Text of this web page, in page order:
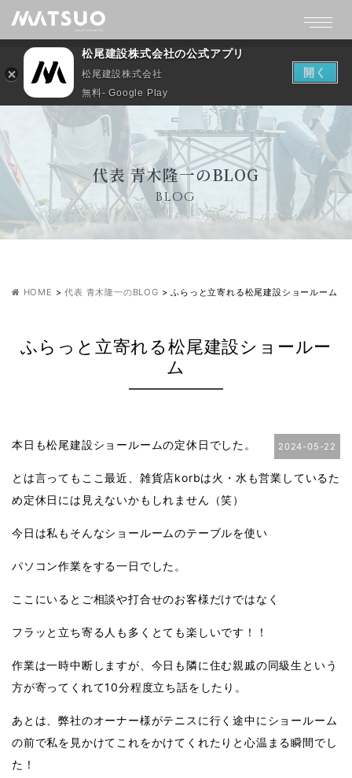
代表 青木隆一のBLOG
BLOG
HOME >代表 青木隆一のBLOG >ふらっと立寄れる松尾建設ショールーム
ふらっと立寄れる松尾建設ショールー
ム
2024-05-22
本日も松尾建設ショールームの定休日でした。
とは言ってもここ最近、雑貨店korbは火・水も営業しているた
め定休日には見えないかもしれません（笑）
今日は私もそんなショールームのテーブルを使い
パソコン作業をする一日でした。
ここにいるとご相談や打合せのお客様だけではなく
フラッと立ち寄る人も多くとても楽しいです！！
作業は一時中断しますが、今日も隣に住む親戚の同級生という
方が寄ってくれて10分程度立ち話をしたり。
あとは、弊社のオーナー様がテニスに行く途中にショールーム
の前で私を見かけてこれをかけてくれたりと心温まる瞬間でし
た！
松尾建設株式会社の公式アプリ
松尾建設株式会社
無料- Google Play
開く